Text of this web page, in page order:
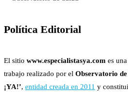
Política Editorial
El sitio www.especialistasya.com es
trabajo realizado por el Observatorio de
¡YA!’, entidad creada en 2011 y